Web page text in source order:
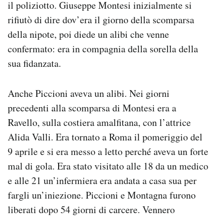
il poliziotto. Giuseppe Montesi inizialmente si
rifiutò di dire dov’era il giorno della scomparsa
della nipote, poi diede un alibi che venne
confermato: era in compagnia della sorella della
sua fidanzata.
Anche Piccioni aveva un alibi. Nei giorni
precedenti alla scomparsa di Montesi era a
Ravello, sulla costiera amalfitana, con l’attrice
Alida Valli. Era tornato a Roma il pomeriggio del
9 aprile e si era messo a letto perché aveva un forte
mal di gola. Era stato visitato alle 18 da un medico
e alle 21 un’infermiera era andata a casa sua per
fargli un’iniezione. Piccioni e Montagna furono
liberati dopo 54 giorni di carcere. Vennero